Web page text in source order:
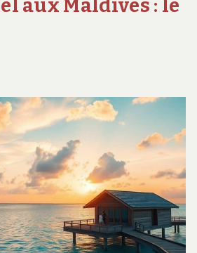
aux Maldives : le